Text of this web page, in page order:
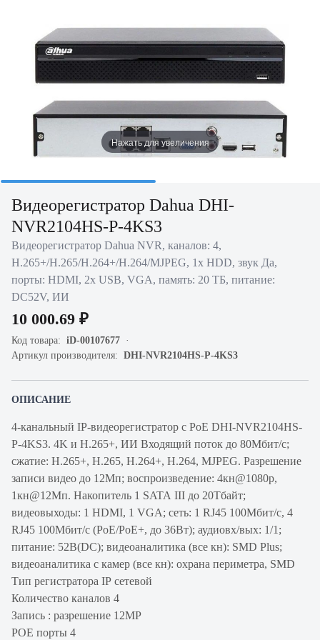
Нажать для увеличения
Видеорегистратор Dahua DHI-
NVR2104HS-P-4KS3
Видеорегистратор Dahua NVR, каналов: 4,
H.265+/H.265/H.264+/H.264/MJPEG, 1x HDD, звук Да,
порты: HDMI, 2x USB, VGA, память: 20 ТБ, питание:
DC52V, ИИ
10 000.69 ₽
Код товара: iD-00107677
Артикул производителя: DHI-NVR2104HS-P-4KS3
ОПИСАНИЕ
4-канальный IP-видеорегистратор с PoE DHI-NVR2104HS-
P-4KS3. 4K и H.265+, ИИ Входящий поток до 80Мбит/с;
сжатие: H.265+, H.265, H.264+, H.264, MJPEG. Разрешение
записи видео до 12Мп; воспроизведение: 4кн@1080p,
1кн@12Мп. Накопитель 1 SATA III до 20Тбайт;
видеовыходы: 1 HDMI, 1 VGA; cеть: 1 RJ45 100Мбит/с, 4
RJ45 100Мбит/с (PoE/PoE+, до 36Вт); аудиовх/вых: 1/1;
питание: 52В(DC); видеоаналитика (все кн): SMD Plus;
видеоаналитика с камер (все кн): охрана периметра, SMD
Тип регистратора IP сетевой
Количество каналов 4
Запись : разрешение 12MP
POE порты 4